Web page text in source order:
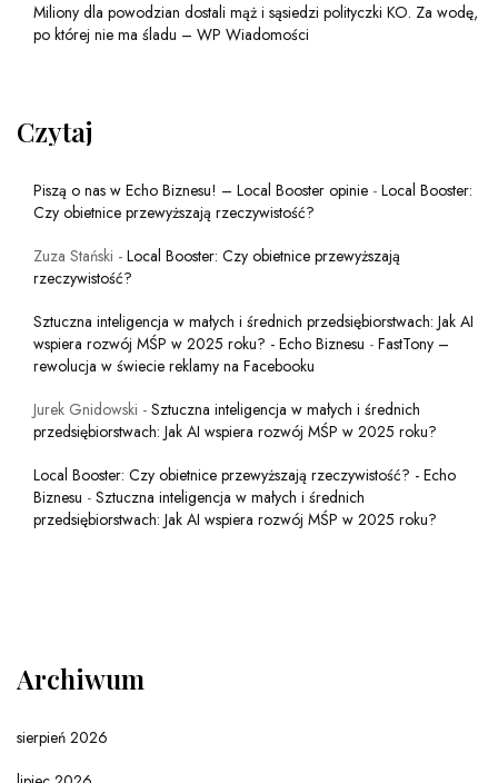
Miliony dla powodzian dostali mąż i sąsiedzi polityczki KO. Za wodę,
po której nie ma śladu – WP Wiadomości
Czytaj
Piszą o nas w Echo Biznesu! – Local Booster opinie - Local Booster:
Czy obietnice przewyższają rzeczywistość?
Zuza Stański - Local Booster: Czy obietnice przewyższają
rzeczywistość?
Sztuczna inteligencja w małych i średnich przedsiębiorstwach: Jak AI
wspiera rozwój MŚP w 2025 roku? - Echo Biznesu - FastTony –
rewolucja w świecie reklamy na Facebooku
Jurek Gnidowski - Sztuczna inteligencja w małych i średnich
przedsiębiorstwach: Jak AI wspiera rozwój MŚP w 2025 roku?
Local Booster: Czy obietnice przewyższają rzeczywistość? - Echo
Biznesu - Sztuczna inteligencja w małych i średnich
przedsiębiorstwach: Jak AI wspiera rozwój MŚP w 2025 roku?
Archiwum
sierpień 2026